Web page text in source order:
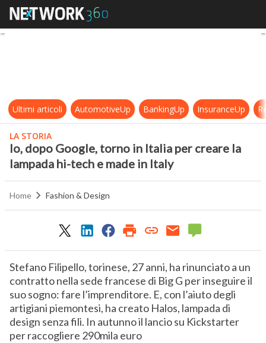
Io, dopo Google, torno in Italia
Ultimi articoli AutomotiveUp BankingUp InsuranceUp
LA STORIA
Io, dopo Google, torno in Italia per creare la
lampada hi-tech e made in Italy
Home Fashion & Design
Stefano Filipello, torinese, 27 anni, ha rinunciato a un
contratto nella sede francese di Big G per inseguire il
suo sogno: fare l’imprenditore. E, con l’aiuto degli
artigiani piemontesi, ha creato Halos, lampada di
design senza fili. In autunno il lancio su Kickstarter
per raccogliere 290mila euro